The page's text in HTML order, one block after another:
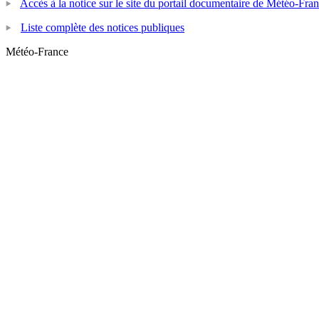
Accès à la notice sur le site du portail documentaire de Météo-
Liste complète des notices publiques
Météo-France